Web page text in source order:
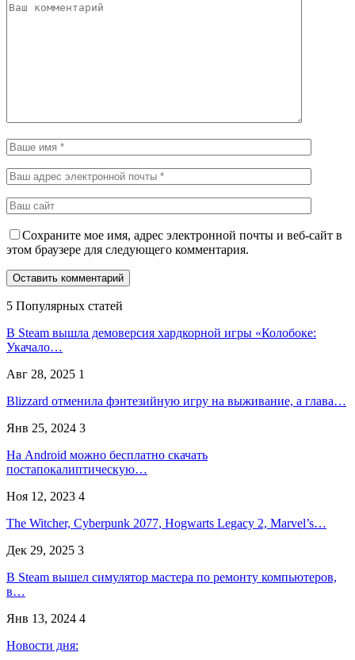
Сохраните мое имя, адрес электронной почты и веб-сайт в
этом браузере для следующего комментария.
5 Популярных статей
В Steam вышла демоверсия хардкорной игры «Колобоке:
Укачало…
Авг 28, 2025 1
Blizzard отменила фэнтезийную игру на выживание, а глава…
Янв 25, 2024 3
На Android можно бесплатно скачать
постапокалиптическую…
Ноя 12, 2023 4
The Witcher, Cyberpunk 2077, Hogwarts Legacy 2, Marvel’s…
Дек 29, 2025 3
В Steam вышел симулятор мастера по ремонту компьютеров,
в…
Янв 13, 2024 4
Новости дня: